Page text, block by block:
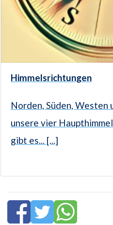
Himmelsrichtungen
Norden, Süden, Westen
unsere vier
gibt es... [...]